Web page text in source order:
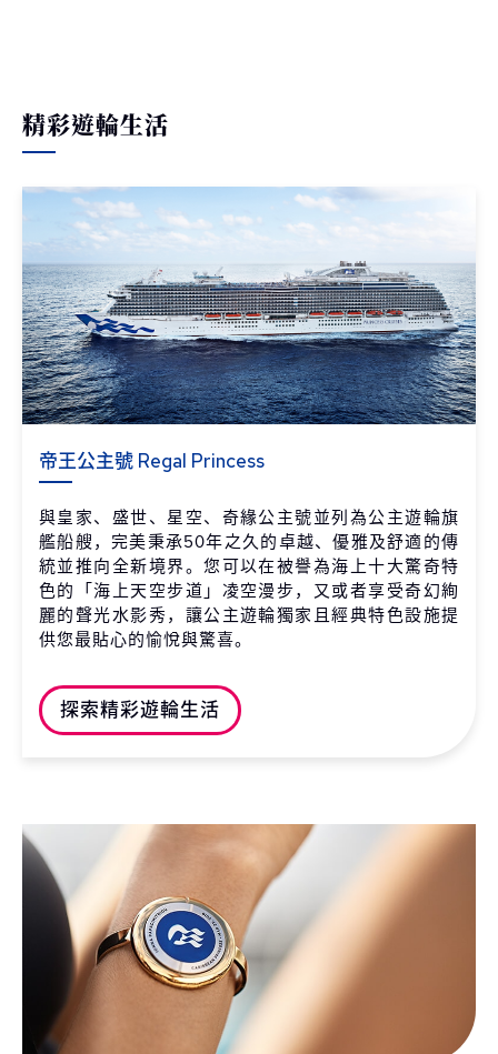
精彩遊輪生活
帝王公主號 Regal Princess
與皇家、盛世、星空、奇緣公主號並列為公主遊輪旗
艦船艘，完美秉承50年之久的卓越、優雅及舒適的傳
統並推向全新境界。您可以在被譽為海上十大驚奇特
色的「海上天空步道」凌空漫步，又或者享受奇幻絢
麗的聲光水影秀，讓公主遊輪獨家且經典特色設施提
供您最貼心的愉悅與驚喜。
探索精彩遊輪生活